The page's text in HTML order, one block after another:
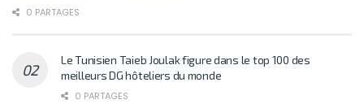
0 PARTAGES
Le Tunisien Taieb Joulak figure dans le top 100 des
meilleurs DG hôteliers du monde
0 PARTAGES